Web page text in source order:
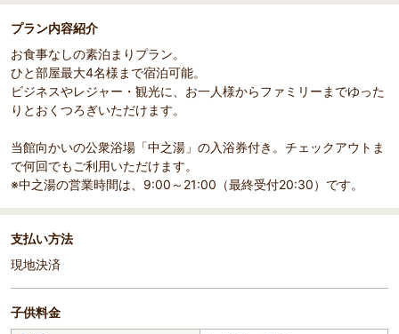
プラン内容紹介
お食事なしの素泊まりプラン。
ひと部屋最大4名様まで宿泊可能。
ビジネスやレジャー・観光に、お一人様からファミリーまでゆった
りとおくつろぎいただけます。
当館向かいの公衆浴場「中之湯」の入浴券付き。チェックアウトま
で何回でもご利用いただけます。
※中之湯の営業時間は、9:00～21:00（最終受付20:30）です。
支払い方法
現地決済
子供料金